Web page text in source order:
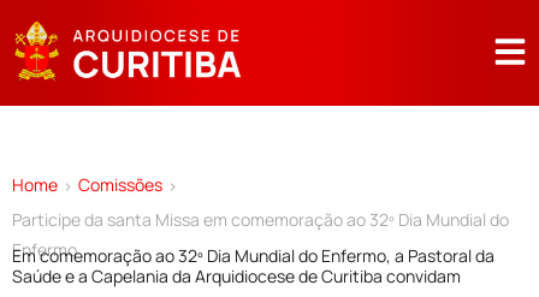
Home > Comissões >
Participe da santa Missa em comemoração ao 32º Dia Mundial do
Enfermo
Em comemoração ao 32º Dia Mundial do Enfermo, a Pastoral da
Saúde e a Capelania da Arquidiocese de Curitiba convidam